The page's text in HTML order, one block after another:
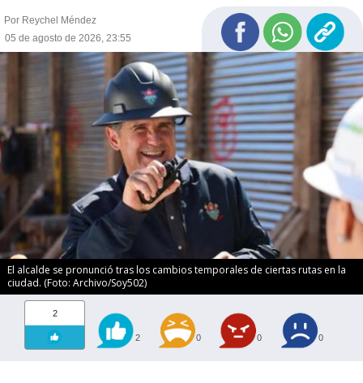
Por Reychel Méndez
05 de agosto de 2026, 23:55
El alcalde se pronunció tras los cambios temporales de ciertas rutas en la
ciudad. (Foto: Archivo/Soy502)
2
2 0 0 0